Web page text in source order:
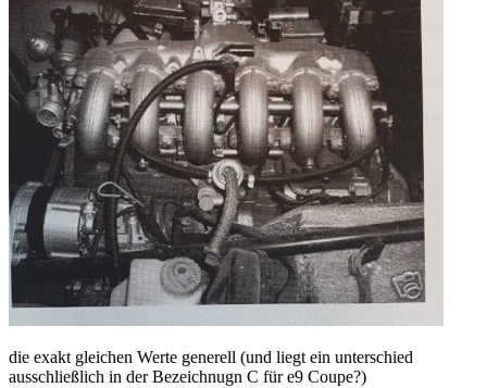
die exakt gleichen Werte generell (und liegt ein unterschied
ausschließlich in der Bezeichnugn C für e9 Coupe?)